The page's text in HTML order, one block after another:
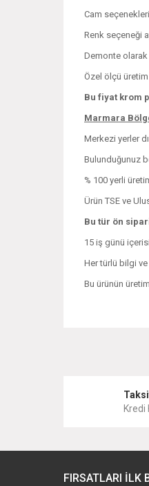
Cam
Renk seçeneği
Demonte olarak
Özel ölçü üretim
Bu fiyat krom
Marmara
Merkezi yerler
Bulunduğunuz
% 100 yerli
Ürün TSE ve
Bu tür ön
15 iş günü
Her türlü bilgi
Bu ürünün
Ürün
Ürün
Kredi
FIRSATLARI İLK